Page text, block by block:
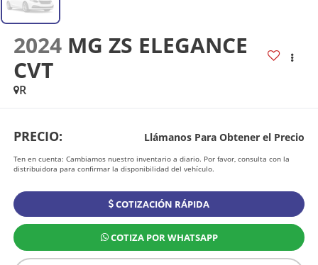
2024 MG ZS ELEGANCE
CVT
R
PRECIO: Llámanos Para Obtener el Precio
Ten en cuenta: Cambiamos nuestro inventario a diario. Por favor, consulta con la
distribuidora para confirmar la disponibilidad del vehículo.
COTIZACIÓN RÁPIDA
COTIZA POR WHATSAPP